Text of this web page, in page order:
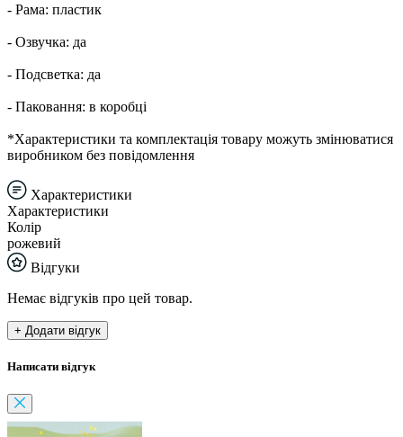
- Рама: пластик
- Озвучка: да
- Подсветка: да
- Паковання: в коробці
*Характеристики та комплектація товару можуть змінюватися
виробником без повідомлення
Характеристики
Характеристики
Колір
рожевий
Відгуки
Немає відгуків про цей товар.
+ Додати відгук
Написати відгук